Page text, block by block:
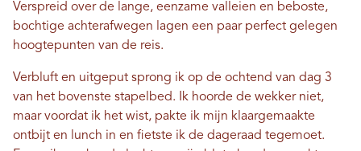
Verspreid over de lange, eenzame valleien en beboste,
bochtige achterafwegen lagen een paar perfect gelegen
hoogtepunten van de reis.
Verbluft en uitgeput sprong ik op de ochtend van dag 3
van het bovenste stapelbed. Ik hoorde de wekker niet,
maar voordat ik het wist, pakte ik mijn klaargemaakte
ontbijt en lunch in en fietste ik de dageraad tegemoet.